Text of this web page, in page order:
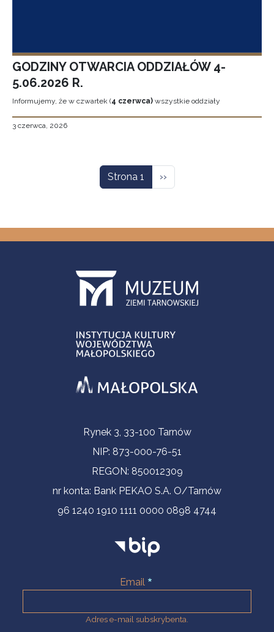
GODZINY OTWARCIA ODDZIAŁÓW 4-
5.06.2026 R.
Informujemy, że w czwartek (4 czerwca) wszystkie oddziały
3 czerwca, 2026
Strona 1 Następna strona
››
Informacje kontaktoweRynek 3, 33-100 Tarnów
NIP: 873-000-76-51
REGON: 850012309
nr konta: Bank PEKAO S.A. O/Tarnów
96 1240 1910 1111 0000 0898 4744
Email
Adres e-mail subskrybenta.